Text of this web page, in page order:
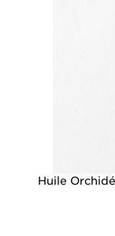
Huile